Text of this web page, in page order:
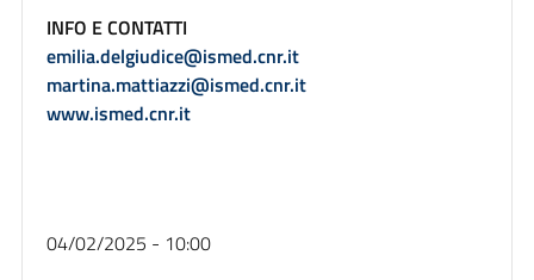
INFO E CONTATTI
emilia.delgiudice@ismed.cnr.it
martina.mattiazzi@ismed.cnr.it
www.ismed.cnr.it
04/02/2025 - 10:00